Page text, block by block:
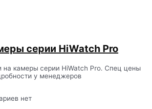
серии HiWatch Pro
на камеры серии HiWatch Pro. Спец цены
у менеджеров
нет